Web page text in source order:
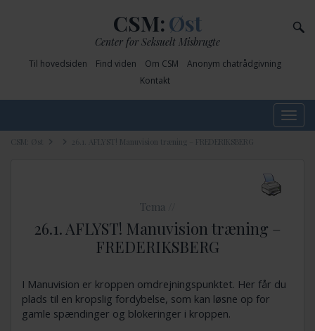
CSM:Øst
Center for Seksuelt Misbrugte
Til hovedsiden Find viden Om CSM
Anonym chatrådgivning
Kontakt
Toggle
CSM: Øst 26.1. AFLYST! Manuvision træning – FREDERIKSBERG
Tema //
26.1. AFLYST! Manuvision træning –
FREDERIKSBERG
I Manuvision er kroppen omdrejningspunktet. Her får du
plads til en kropslig fordybelse, som kan løsne op for
gamle spændinger og blokeringer i kroppen.